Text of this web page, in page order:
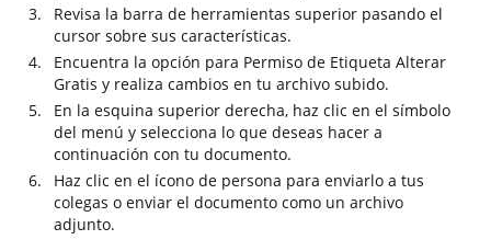
Revisa la barra de herramientas superior pasando el
cursor sobre sus características.
Encuentra la opción para Permiso de Etiqueta Alterar
Gratis y realiza cambios en tu archivo subido.
En la esquina superior derecha, haz clic en el símbolo
del menú y selecciona lo que deseas hacer a
continuación con tu documento.
Haz clic en el ícono de persona para enviarlo a tus
colegas o enviar el documento como un archivo
adjunto.